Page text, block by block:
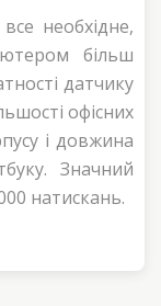
необхідне,
більш
датчику
офісних
і довжина
Значний
натискань.